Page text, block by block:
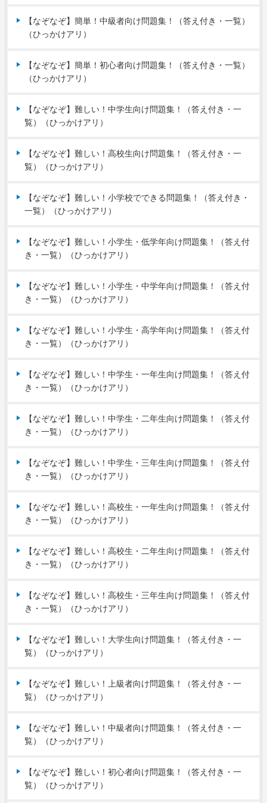
【なぞなぞ】簡単！中級者向け問題集！（答え付き・一覧）
（ひっかけアリ）
【なぞなぞ】簡単！初心者向け問題集！（答え付き・一覧）
（ひっかけアリ）
【なぞなぞ】難しい！中学生向け問題集！（答え付き・一
覧）（ひっかけアリ）
【なぞなぞ】難しい！高校生向け問題集！（答え付き・一
覧）（ひっかけアリ）
【なぞなぞ】難しい！小学校でできる問題集！（答え付き・
一覧）（ひっかけアリ）
【なぞなぞ】難しい！小学生・低学年向け問題集！（答え付
き・一覧）（ひっかけアリ）
【なぞなぞ】難しい！小学生・中学年向け問題集！（答え付
き・一覧）（ひっかけアリ）
【なぞなぞ】難しい！小学生・高学年向け問題集！（答え付
き・一覧）（ひっかけアリ）
【なぞなぞ】難しい！中学生・一年生向け問題集！（答え付
き・一覧）（ひっかけアリ）
【なぞなぞ】難しい！中学生・二年生向け問題集！（答え付
き・一覧）（ひっかけアリ）
【なぞなぞ】難しい！中学生・三年生向け問題集！（答え付
き・一覧）（ひっかけアリ）
【なぞなぞ】難しい！高校生・一年生向け問題集！（答え付
き・一覧）（ひっかけアリ）
【なぞなぞ】難しい！高校生・二年生向け問題集！（答え付
き・一覧）（ひっかけアリ）
【なぞなぞ】難しい！高校生・三年生向け問題集！（答え付
き・一覧）（ひっかけアリ）
【なぞなぞ】難しい！大学生向け問題集！（答え付き・一
覧）（ひっかけアリ）
【なぞなぞ】難しい！上級者向け問題集！（答え付き・一
覧）（ひっかけアリ）
【なぞなぞ】難しい！中級者向け問題集！（答え付き・一
覧）（ひっかけアリ）
【なぞなぞ】難しい！初心者向け問題集！（答え付き・一
覧）（ひっかけアリ）